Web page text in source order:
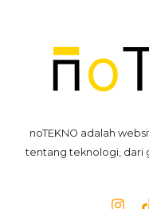
noTEKNO adalah
tentang teknologi, dari